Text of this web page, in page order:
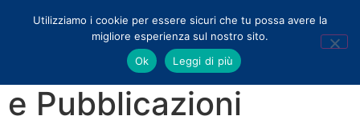
Categoria:Recensioni
e Pubblicazioni
Utilizziamo i cookie per essere sicuri che tu possa avere la
migliore esperienza sul nostro sito.
Ok
Leggi di più